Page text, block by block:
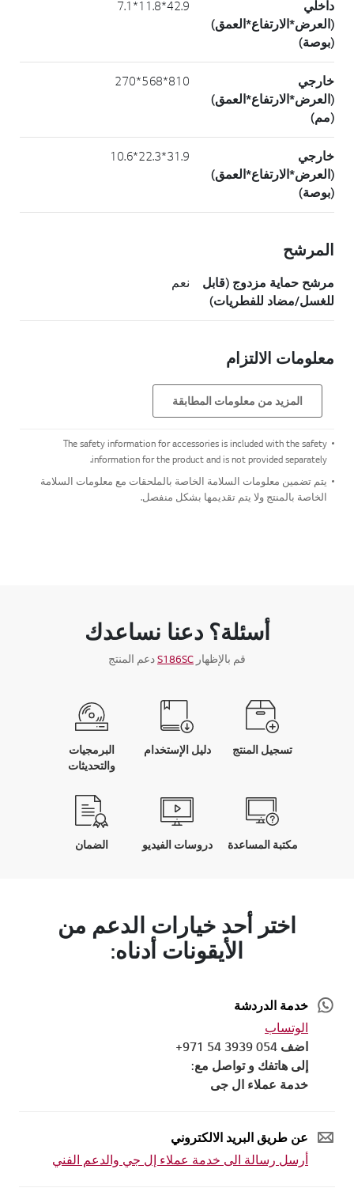
داخلي
(العرض*الارتفاع*العمق)
(بوصة)
42.9*11.8*7.1
خارجي
(العرض*الارتفاع*العمق)
(مم)
810*568*270
خارجي
(العرض*الارتفاع*العمق)
(بوصة)
31.9*22.3*10.6
المرشح
مرشح حماية مزدوج (قابل
للغسل/مضاد للفطريات)
نعم
معلومات الالتزام
المزيد من معلومات المطابقة
The safety information for accessories is included with the safety
information for the product and is not provided separately.
يتم تضمين معلومات السلامة الخاصة بالملحقات مع معلومات السلامة
الخاصة بالمنتج ولا يتم تقديمها بشكل منفصل.
أسئلة؟ دعنا نساعدك
قم بالإظهار S186SCدعم المنتج
تسجيل المنتج دليل الإستخدام
البرمجيات
والتحديثات
مكتبة المساعدة دروسات الفيديو الضمان
اختر أحد خيارات الدعم من
الأيقونات أدناه:
خدمة الدردشة
الوتساب
اضف 054 3939 54 971+
إلى هاتفك و تواصل مع:
خدمة عملاء ال جى
عن طريق البريد الالكتروني
أرسل رسالة الى خدمة عملاء إل جي والدعم الفني